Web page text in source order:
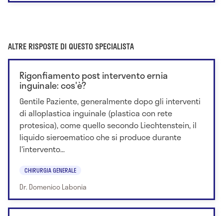
ALTRE RISPOSTE DI QUESTO SPECIALISTA
Rigonfiamento post intervento ernia
inguinale: cos'è?
Gentile Paziente, generalmente dopo gli interventi
di alloplastica inguinale (plastica con rete
protesica), come quello secondo Liechtenstein, il
liquido sieroematico che si produce durante
l'intervento...
CHIRURGIA GENERALE
Dr. Domenico Labonia